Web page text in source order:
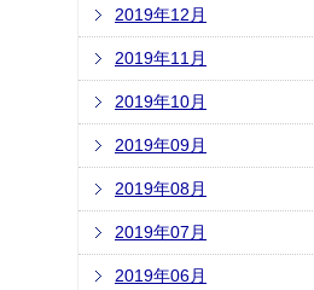
2019年12月
2019年11月
2019年10月
2019年09月
2019年08月
2019年07月
2019年06月